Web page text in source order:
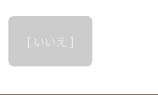
[ いいえ ]